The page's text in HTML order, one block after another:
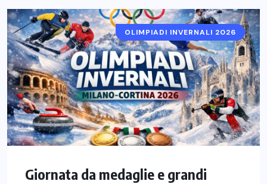
OLIMPIADI INVERNALI 2026
Giornata da medaglie e grandi